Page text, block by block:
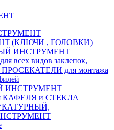
(КЛЮЧИ , ГОЛОВКИ)
ИНСТРУМЕНТ
видов заклепок,
для монтажа
ИНСТРУМЕНТ
КАФЕЛЯ и СТЕКЛА